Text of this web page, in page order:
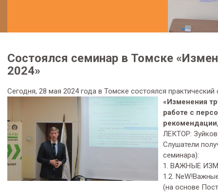
Состоялся семинар в Томске
2024»
Сегодня, 28 мая 2024 года в Томске состоялся практический
«Изменения
работе с
ЛЕКТОР:
Слушатели
семинара):
1. ВАЖНЫЕ
1.2.
(на основе